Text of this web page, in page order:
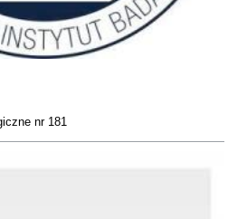
nr 181